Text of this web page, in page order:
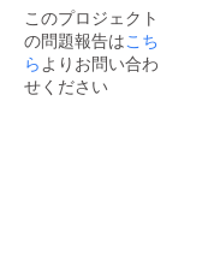
良俗に
反する
お名前
等は掲
載をお
ナルタ
オルを
送付い
たしま
す。 ⑤
このプロジェクト
の問題報告はこち
らよりお問い合わ
せください